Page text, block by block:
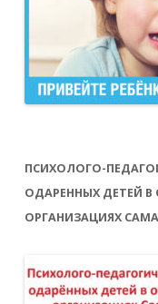
ПСИХОЛОГО-
ОДАРЕННЫХ ДЕТЕЙ
ОРГАНИЗАЦИЯХ